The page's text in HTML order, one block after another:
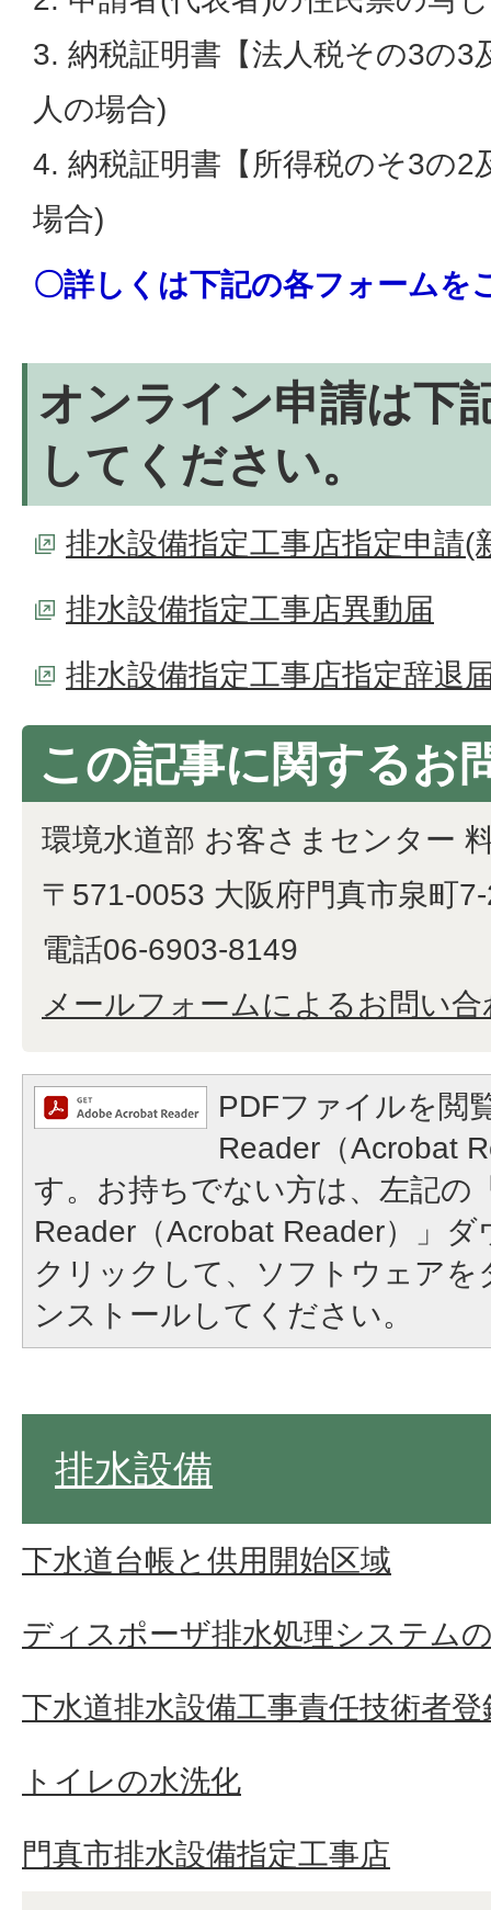
3. 納税証明書【法人税その3の3
人の場合)
4. 納税証明書【所得税のそ3の2
場合)
〇詳しくは下記の各フォームを
オンライン申請は下
してください。
排水設備指定工事店指定申請(
排水設備指定工事店異動届
排水設備指定工事店指定辞退
この記事に関するお
環境水道部 お客さまセンター
〒571-0053 大阪府門真市泉町
電話06-6903-8149
メールフォームによるお問い合
PDFファイルを閲
Reader（Acrobat
す。お持ちでない方は、左記の
Reader（Acrobat Reader）」
クリックして、ソフトウェア
ンストールしてください。
排水設備
下水道台帳と供用開始区域
ディスポーザ排水処理システム
下水道排水設備工事責任技術者
トイレの水洗化
門真市排水設備指定工事店